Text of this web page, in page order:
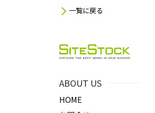
一覧に戻る
ABOUT US
HOME